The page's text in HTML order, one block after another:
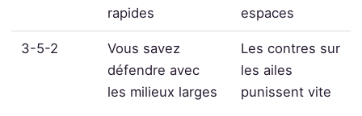
rapides
espaces
3-5-2
Vous savez
défendre avec
les milieux larges
Les contres sur
les ailes
punissent vite